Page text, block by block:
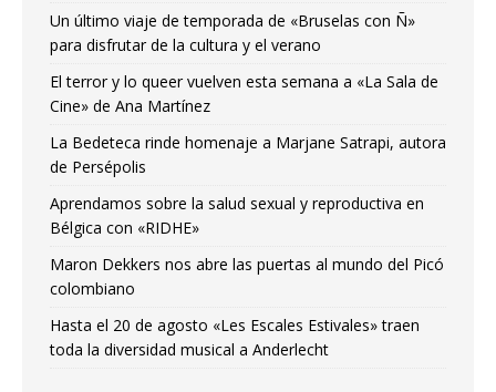
Un último viaje de temporada de «Bruselas con Ñ»
para disfrutar de la cultura y el verano
El terror y lo queer vuelven esta semana a «La Sala de
Cine» de Ana Martínez
La Bedeteca rinde homenaje a Marjane Satrapi, autora
de Persépolis
Aprendamos sobre la salud sexual y reproductiva en
Bélgica con «RIDHE»
Maron Dekkers nos abre las puertas al mundo del Picó
colombiano
Hasta el 20 de agosto «Les Escales Estivales» traen
toda la diversidad musical a Anderlecht